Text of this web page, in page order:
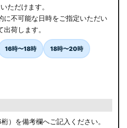
ただけます。
に不可能な日時をご指定いただい
荷します。
16時〜18時 18時〜20時
）を備考欄へご記入ください。